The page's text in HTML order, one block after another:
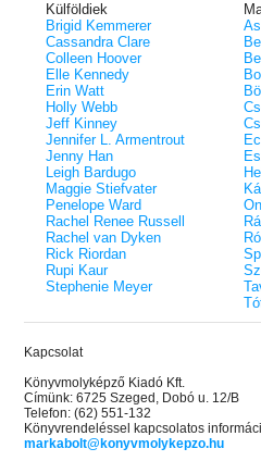
Külföldiek
Brigid Kemmerer
Cassandra Clare
Colleen Hoover
Elle Kennedy
Erin Watt
Holly Webb
Jeff Kinney
Jennifer L. Armentrout
Jenny Han
Leigh Bardugo
Maggie Stiefvater
Penelope Ward
Rachel Renee Russell
Rachel van Dyken
Rick Riordan
Rupi Kaur
Stephenie Meyer
Kapcsolat
Könyvmolyképző Kiadó Kft.
Címünk: 6725 Szeged, Dobó u. 12/B
Telefon: (62) 551-132
Könyvrendeléssel kapcsolatos
markabolt@konyvmolykepzo.hu